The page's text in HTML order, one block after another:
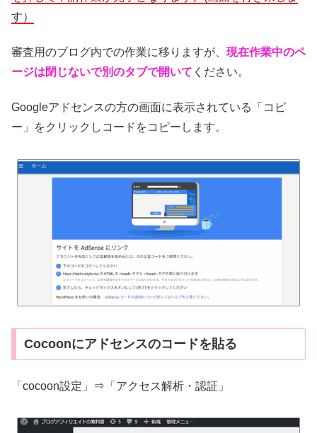
す）
審査用のブログ内での作業に移りますが、 現在作業中のペ
ージは閉じないで別のタブで開いて ください。
Googleアドセンスの方の画面に表示されている「コピ
ー」をクリックしコードをコピーします。
Cocoonにアドセンスのコードを貼る
「cocoon設定」⇒「アクセス解析・認証」